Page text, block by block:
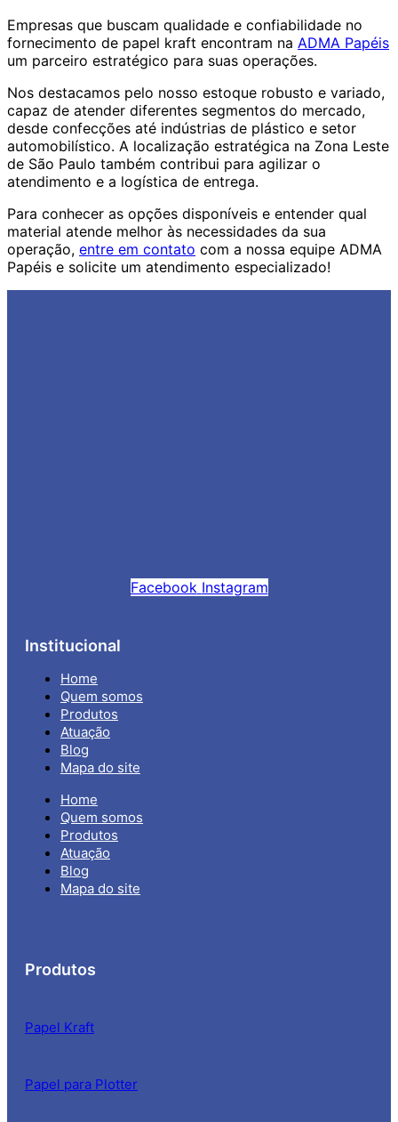
Empresas que buscam qualidade e confiabilidade no
fornecimento de papel kraft encontram na ADMA Papéis
um parceiro estratégico para suas operações.
Nos destacamos pelo nosso estoque robusto e variado,
capaz de atender diferentes segmentos do mercado,
desde confecções até indústrias de plástico e setor
automobilístico. A localização estratégica na Zona Leste
de São Paulo também contribui para agilizar o
atendimento e a logística de entrega.
Para conhecer as opções disponíveis e entender qual
material atende melhor às necessidades da sua
operação, entre em contato com a nossa equipe ADMA
Papéis e solicite um atendimento especializado!
Facebook Instagram
Institucional
Home
Quem somos
Produtos
Atuação
Blog
Mapa do site
Home
Quem somos
Produtos
Atuação
Blog
Mapa do site
Produtos
Papel Kraft
Papel para Plotter